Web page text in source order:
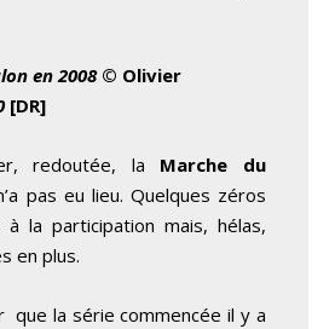
en 2008© Olivier
[DR]
redoutée, la Marche du
pas eu lieu. Quelques zéros
la participation mais, hélas,
en plus.
que la série commencée il y a